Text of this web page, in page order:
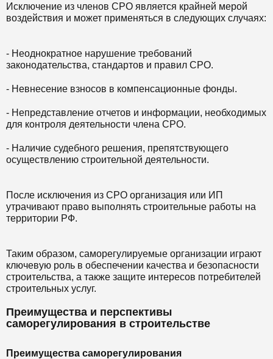
Исключение из членов СРО является крайней мерой
воздействия и может применяться в следующих случаях:
- Неоднократное нарушение требований
законодательства, стандартов и правил СРО.
- Невнесение взносов в компенсационные фонды.
- Непредставление отчетов и информации, необходимых
для контроля деятельности члена СРО.
- Наличие судебного решения, препятствующего
осуществлению строительной деятельности.
После исключения из СРО организация или ИП
утрачивают право выполнять строительные работы на
территории РФ.
Таким образом, саморегулируемые организации играют
ключевую роль в обеспечении качества и безопасности
строительства, а также защите интересов потребителей
строительных услуг.
Преимущества и перспективы
саморегулирования в строительстве
Преимущества саморегулирования